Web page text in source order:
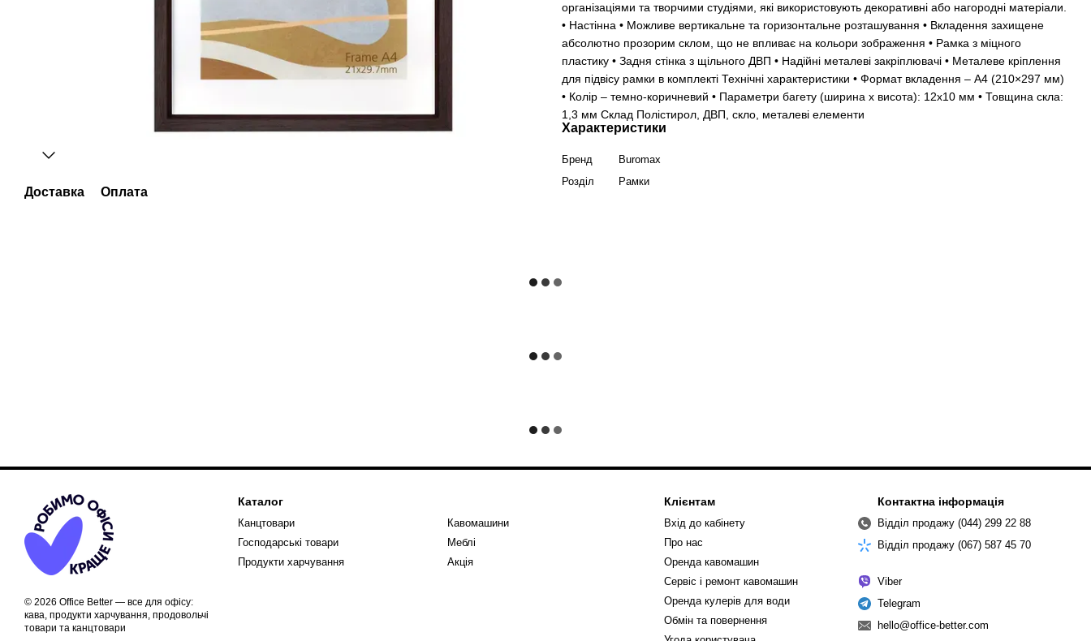
Доставка Оплата
організаціями та творчими студіями, які використовують декоративні або нагородні матеріали.
• Настінна • Можливе вертикальне та горизонтальне розташування • Вкладення захищене
абсолютно прозорим склом, що не впливає на кольори зображення • Рамка з міцного
пластику • Задня стінка з щільного ДВП • Надійні металеві закріплювачі • Металеве кріплення
для підвісу рамки в комплекті Технічні характеристики • Формат вкладення – А4 (210×297 мм)
• Колір – темно-коричневий • Параметри багету (ширина х висота): 12х10 мм • Товщина скла:
1,3 мм Склад Полістирол, ДВП, скло, металеві елементи
Характеристики
Бренд
Buromax
Розділ
Рамки
© 2026 Office Better — все для офісу:
кава, продукти харчування, продовольчі
товари та канцтовари
Каталог
Канцтовари
Господарські товари
Продукти харчування
Кавомашини
Меблі
Акція
Клієнтам
Вхід до кабінету
Про нас
Оренда кавомашин
Сервіс і ремонт кавомашин
Оренда кулерів для води
Обмін та повернення
Контактна інформація
Відділ продажу (044) 299 22 88
Відділ продажу (067) 587 45 70
Viber
Telegram
hello@office-better.com